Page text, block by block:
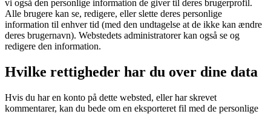
vi også den personlige information de giver til deres brugerprofil.
Alle brugere kan se, redigere, eller slette deres personlige
information til enhver tid (med den undtagelse at de ikke kan ændre
deres brugernavn). Webstedets administratorer kan også se og
redigere den information.
Hvilke rettigheder har du over dine data
Hvis du har en konto på dette websted, eller har skrevet
kommentarer, kan du bede om en eksporteret fil med de personlige